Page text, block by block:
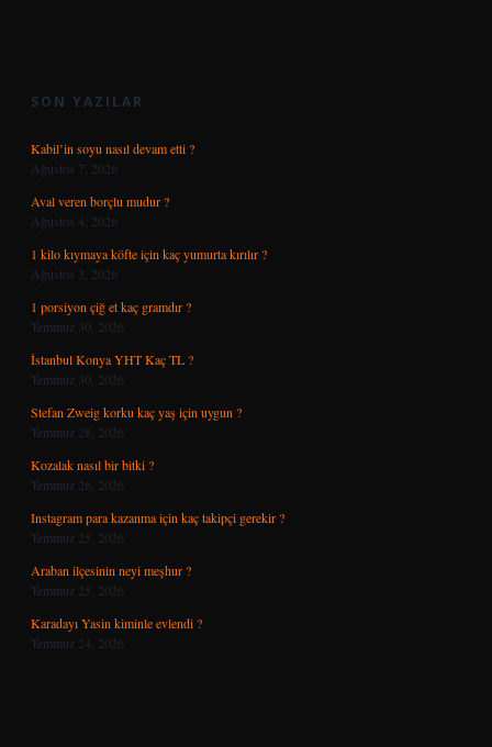
SON YAZILAR
Kabil’in soyu nasıl devam etti ?
Ağustos 7, 2026
Aval veren borçlu mudur ?
Ağustos 4, 2026
1 kilo kıymaya köfte için kaç yumurta kırılır ?
Ağustos 3, 2026
1 porsiyon çiğ et kaç gramdır ?
Temmuz 30, 2026
İstanbul Konya YHT Kaç TL ?
Temmuz 30, 2026
Stefan Zweig korku kaç yaş için uygun ?
Temmuz 28, 2026
Kozalak nasıl bir bitki ?
Temmuz 26, 2026
Instagram para kazanma için kaç takipçi gerekir ?
Temmuz 25, 2026
Araban ilçesinin neyi meşhur ?
Temmuz 25, 2026
Karadayı Yasin kiminle evlendi ?
Temmuz 24, 2026